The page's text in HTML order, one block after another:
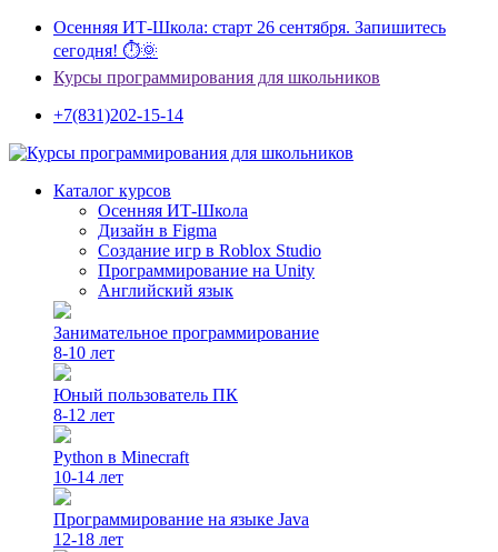
Осенняя ИТ-Школа: старт 26 сентября. Запишитесь
сегодня! ⏱🌞
Курсы программирования для школьников
+7(831)202-15-14
Каталог курсов
Осенняя ИТ-Школа
Дизайн в Figma
Создание игр в Roblox Studio
Программирование на Unity
Английский язык
Занимательное программирование
8-10 лет
Юный пользователь ПК
8-12 лет
Python в Minecraft
10-14 лет
Программирование на языке Java
12-18 лет